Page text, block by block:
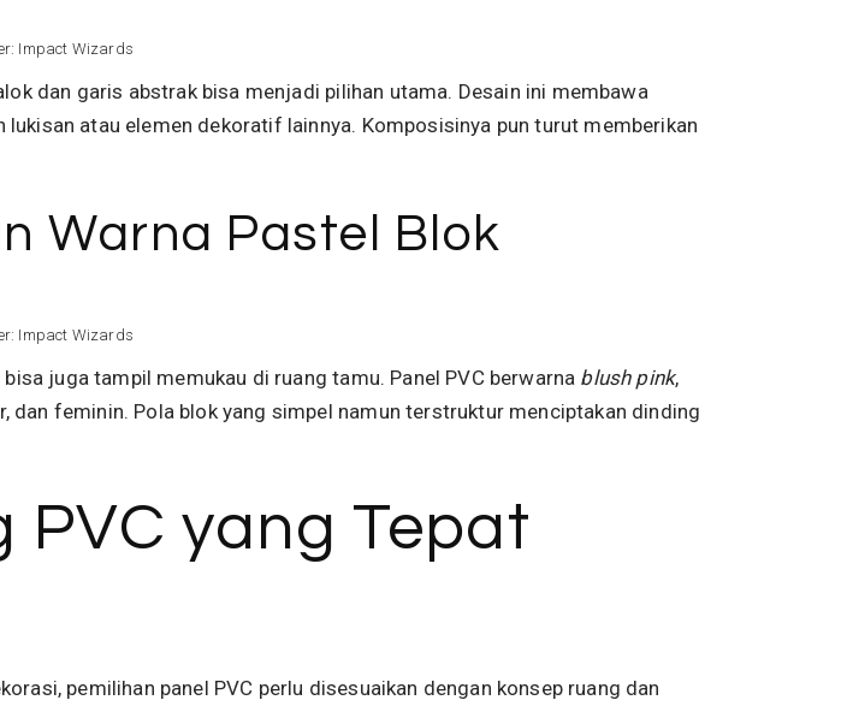
Impact Wizards
dan garis abstrak bisa menjadi pilihan utama. Desain ini membawa
atau elemen dekoratif lainnya. Komposisinya pun turut memberikan
Warna Pastel Blok
Impact Wizards
juga tampil memukau di ruang tamu. Panel PVC berwarna blush pink,
dan feminin. Pola blok yang simpel namun terstruktur menciptakan dinding
PVC yang Tepat
pemilihan panel PVC perlu disesuaikan dengan konsep ruang dan